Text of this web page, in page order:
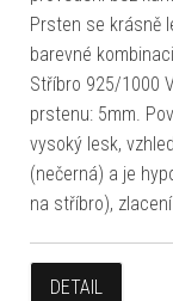
Prsten se krásně
barevné
Stříbro 925/1000
prstenu: 5mm.
vysoký lesk,
(nečerná) a je
na stříbro),
DETAIL